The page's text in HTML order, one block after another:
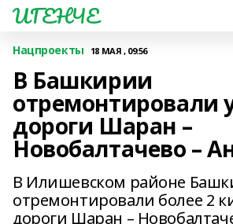
ИГЕНЧЕ
Нацпроекты 18 МАЯ , 09:56
В Башкирии
отремонтировали
дороги Шаран –
Новобалтачево –
В Илишевском районе
отремонтировали более 2
дороги Шаран –